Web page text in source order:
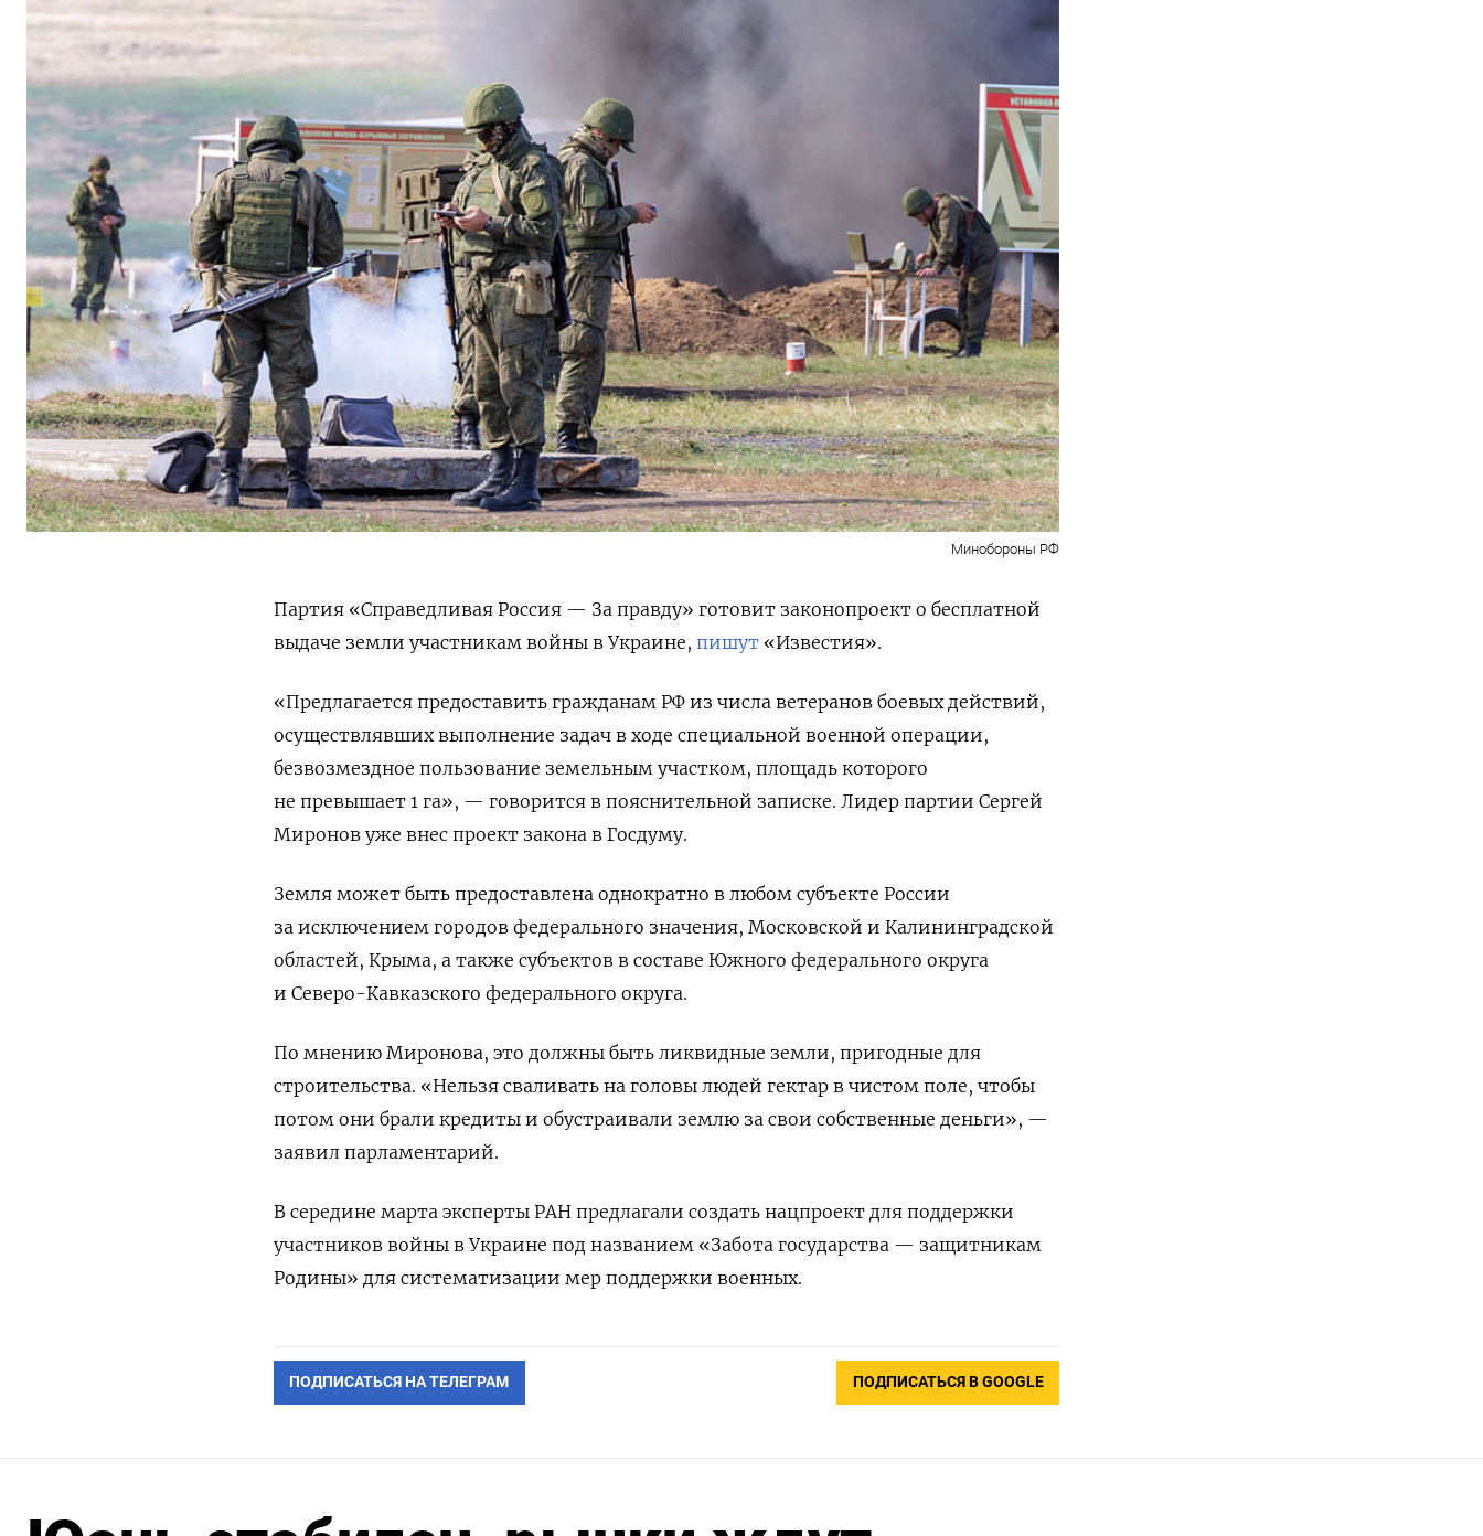
Минобороны РФ
Партия «Справедливая Россия — За правду» готовит законопроект о бесплатной
выдаче земли участникам войны в Украине, пишут «Известия».
«Предлагается предоставить гражданам РФ из числа ветеранов боевых действий,
осуществлявших выполнение задач в ходе специальной военной операции,
безвозмездное пользование земельным участком, площадь которого
не превышает 1 га», — говорится в пояснительной записке. Лидер партии Сергей
Миронов уже внес проект закона в Госдуму.
Земля может быть предоставлена однократно в любом субъекте России
за исключением городов федерального значения, Московской и Калининградской
областей, Крыма, а также субъектов в составе Южного федерального округа
и Северо-Кавказского федерального округа.
По мнению Миронова, это должны быть ликвидные земли, пригодные для
строительства. «Нельзя сваливать на головы людей гектар в чистом поле, чтобы
потом они брали кредиты и обустраивали землю за свои собственные деньги», —
заявил парламентарий.
В середине марта эксперты РАН предлагали создать нацпроект для поддержки
участников войны в Украине под названием «Забота государства — защитникам
Родины» для систематизации мер поддержки военных.
ПОДПИСАТЬСЯ НА ТЕЛЕГРАМ ПОДПИСАТЬСЯ В GOOGLE